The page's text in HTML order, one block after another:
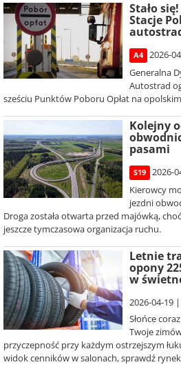
Stało
Stacje
A4
2026-
Generalna
Autostrad
sześciu Punktów Poboru Opłat na
Kolejny
pasami
S19
2026-
Kierowcy
jezdni
Droga została otwarta przed majówką,
jeszcze tymczasowa organizacja ruchu.
Letnie
opony
w
2026-04-19
Słońce
Twoje
przyczepność przy każdym ostrzejszym
widok cenników w salonach, sprawdź